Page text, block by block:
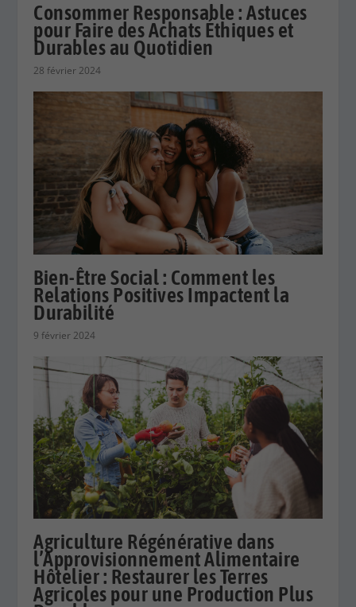
Consommer Responsable : Astuces
pour Faire des Achats Éthiques et
Durables au Quotidien
28 février 2024
Bien-Être Social : Comment les
Relations Positives Impactent la
Durabilité
9 février 2024
Agriculture Régénérative dans
l’Approvisionnement Alimentaire
Hôtelier : Restaurer les Terres
Agricoles pour une Production Plus